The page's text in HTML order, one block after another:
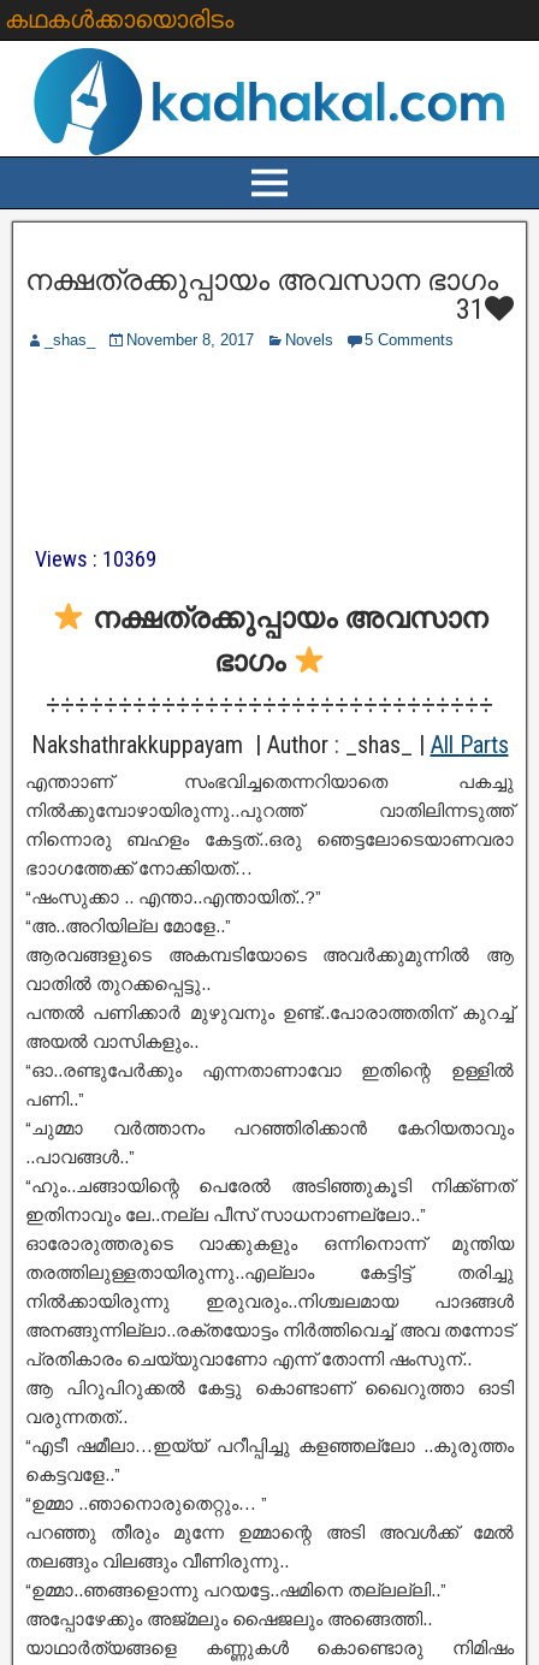
കഥകൾക്കായൊരിടം
നക്ഷത്രക്കുപ്പായം അവസാന ഭാഗം
31
_shas_ November 8, 2017 Novels 5 Comments
Views : 10369
നക്ഷത്രക്കുപ്പായം അവസാന
ഭാഗം
÷÷÷÷÷÷÷÷÷÷÷÷÷÷÷÷÷÷÷÷÷÷÷÷÷÷÷÷÷÷÷
Nakshathrakkuppayam | Author : _shas_ | All Parts
എന്താാണ് സംഭവിച്ചതെന്നറിയാതെ പകച്ചു
നിൽക്കുമ്പോഴായിരുന്നു..പുറത്ത് വാതിലിന്നടുത്ത്
നിന്നൊരു ബഹളം കേട്ടത്..ഒരു ഞെട്ടലോടെയാണവരാ
ഭാാഗത്തേക്ക് നോക്കിയത്…
“ഷംസുക്കാ .. എന്താ..എന്തായിത്..?”
“അ..അറിയില്ല മോളേ..”
ആരവങ്ങളുടെ അകമ്പടിയോടെ അവർക്കുമുന്നിൽ ആ
വാതിൽ തുറക്കപ്പെട്ടു..
പന്തൽ പണിക്കാർ മുഴുവനും ഉണ്ട്..പോരാത്തതിന് കുറച്ച്
അയൽ വാസികളും..
“ഓ..രണ്ടുപേർക്കും എന്നതാണാവോ ഇതിന്റെ ഉള്ളിൽ
പണി..”
“ചുമ്മാ വർത്താനം പറഞ്ഞിരിക്കാൻ കേറിയതാവും
..പാവങ്ങൾ..”
“ഹും..ചങ്ങായിന്റെ പെരേൽ അടിഞ്ഞുകൂടി നിക്ക്ണത്
ഇതിനാവും ലേ..നല്ല പീസ് സാധനാണല്ലോ..”
ഓരോരുത്തരുടെ വാക്കുകളും ഒന്നിനൊന്ന് മുന്തിയ
തരത്തിലുള്ളതായിരുന്നു..എല്ലാം കേട്ടിട്ട് തരിച്ചു
നിൽക്കായിരുന്നു ഇരുവരും..നിശ്ചലമായ പാദങ്ങൾ
അനങ്ങുന്നില്ലാ..രക്തയോട്ടം നിർത്തിവെച്ച് അവ തന്നോട്
പ്രതികാരം ചെയ്യുവാണോ എന്ന് തോന്നി ഷംസുന്..
ആ പിറുപിറുക്കൽ കേട്ടു കൊണ്ടാണ് ഖൈറുത്താ ഓടി
വരുന്നതത്..
“എടീ ഷമീലാ…ഇയ്യ് പറീപ്പിച്ചു കളഞ്ഞല്ലോ ..കുരുത്തം
കെട്ടവളേ..”
“ഉമ്മാ ..ഞാനൊരുതെറ്റും… ”
പറഞ്ഞു തീരും മുന്നേ ഉമ്മാന്റെ അടി അവൾക്ക് മേൽ
തലങ്ങും വിലങ്ങും വീണിരുന്നു..
“ഉമ്മാ..ഞങ്ങളൊന്നു പറയട്ടേ..ഷമിനെ തല്ലല്ലി..”
അപ്പോഴേക്കും അജ്മലും ഷൈജലും അങ്ങെത്തി..
യാഥാർത്യങ്ങളെ കണ്ണുകൾ കൊണ്ടൊരു നിമിഷം